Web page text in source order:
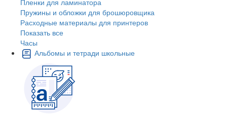
Пружины и обложки для брошюровщика
Расходные материалы для принтеров
Показать все
Часы
Альбомы и тетради школьные